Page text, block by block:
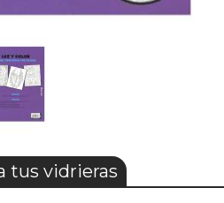
tus vidrieras